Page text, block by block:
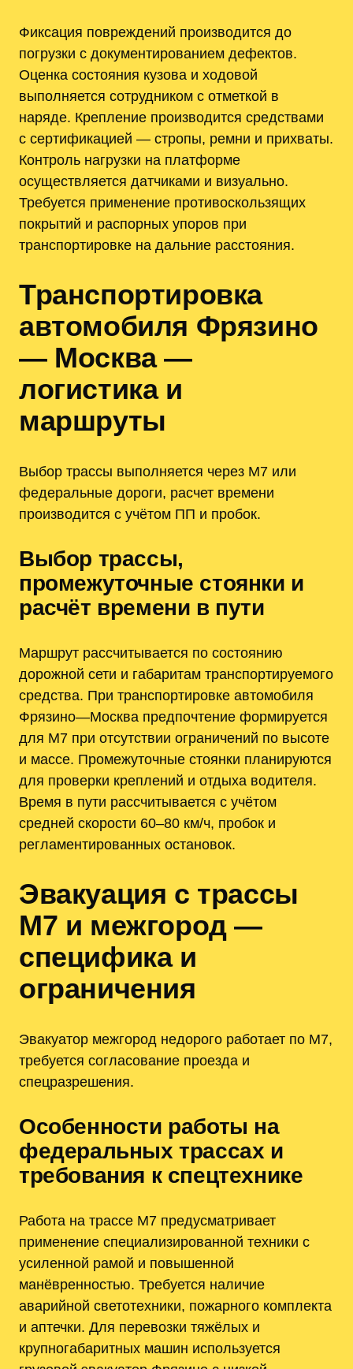
Фиксация повреждений производится до
погрузки с документированием дефектов.
Оценка состояния кузова и ходовой
выполняется сотрудником с отметкой в
наряде. Крепление производится средствами
с сертификацией — стропы, ремни и прихваты.
Контроль нагрузки на платформе
осуществляется датчиками и визуально.
Требуется применение противоскользящих
покрытий и распорных упоров при
транспортировке на дальние расстояния.
Транспортировка
автомобиля Фрязино
— Москва —
логистика и
маршруты
Выбор трассы выполняется через М7 или
федеральные дороги, расчет времени
производится с учётом ПП и пробок.
Выбор трассы,
промежуточные стоянки и
расчёт времени в пути
Маршрут рассчитывается по состоянию
дорожной сети и габаритам транспортируемого
средства. При транспортировке автомобиля
Фрязино—Москва предпочтение формируется
для М7 при отсутствии ограничений по высоте
и массе. Промежуточные стоянки планируются
для проверки креплений и отдыха водителя.
Время в пути рассчитывается с учётом
средней скорости 60–80 км/ч, пробок и
регламентированных остановок.
Эвакуация с трассы
М7 и межгород —
специфика и
ограничения
Эвакуатор межгород недорого работает по М7,
требуется согласование проезда и
спецразрешения.
Особенности работы на
федеральных трассах и
требования к спецтехнике
Работа на трассе М7 предусматривает
применение специализированной техники с
усиленной рамой и повышенной
манёвренностью. Требуется наличие
аварийной светотехники, пожарного комплекта
и аптечки. Для перевозки тяжёлых и
крупногабаритных машин используется